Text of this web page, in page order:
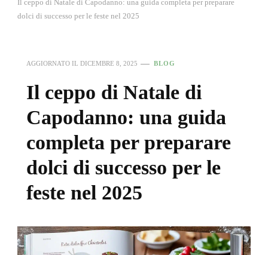
Il ceppo di Natale di Capodanno: una guida completa per preparare
dolci di successo per le feste nel 2025
AGGIORNATO IL DICEMBRE 8, 2025 BLOG
Il ceppo di Natale di
Capodanno: una guida
completa per preparare
dolci di successo per le
feste nel 2025